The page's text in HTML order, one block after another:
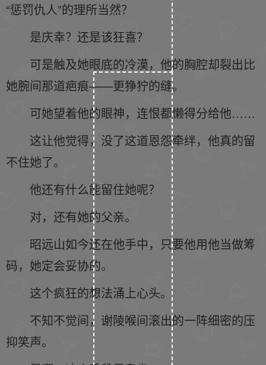
“惩罚仇人”的理所当然？
是庆幸？还是该狂喜？
可是触及她眼底的冷漠，他的胸腔却裂出比
她腕间那道疤痕——更狰狞的缝。
可她望着他的眼神，连恨都懒得分给他……
这让他觉得，没了这道恩怨牵绊，他真的留
不住她了。
他还有什么能留住她呢？
对，还有她的父亲。
昭远山如今还在他手中，只要他用他当做筹
码，她定会妥协的。
这个疯狂的想法涌上心头。
不知不觉间，谢陵喉间滚出的一阵细密的压
抑笑声。